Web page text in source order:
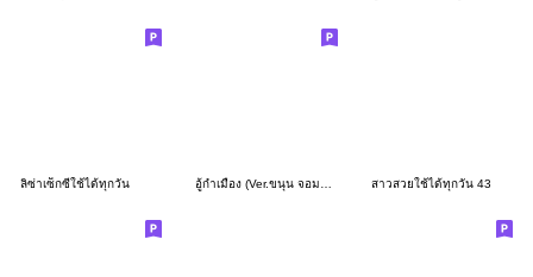
ลิซ่าเซ็กซี่ใช้ได้ทุกวัน สาวสวยใช้ได้ทุกวัน 43